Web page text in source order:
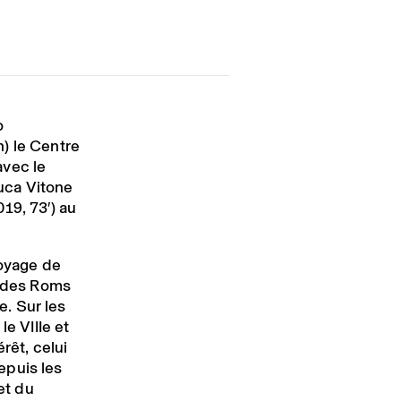
le Centre
le
Vitone
73′) au
de
Roms
Sur les
VIIIe et
celui
les
du